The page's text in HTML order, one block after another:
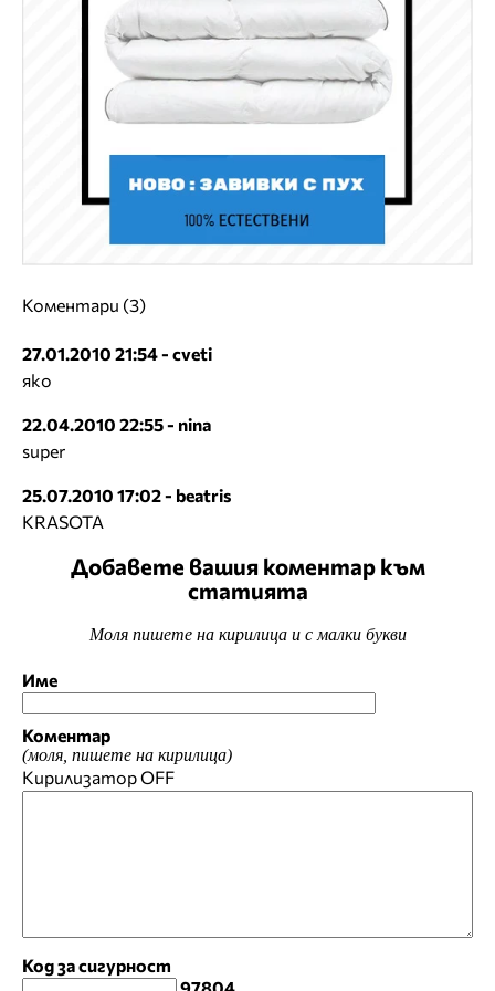
Коментари (3)
27.01.2010 21:54 - cveti
яко
22.04.2010 22:55 - nina
super
25.07.2010 17:02 - beatris
KRASOTA
Добавете вашия коментар към
статията
Моля пишете на кирилица и с малки букви
Име
Коментар
(моля, пишете на кирилица)
КирилизаторOFF
Код за сигурност